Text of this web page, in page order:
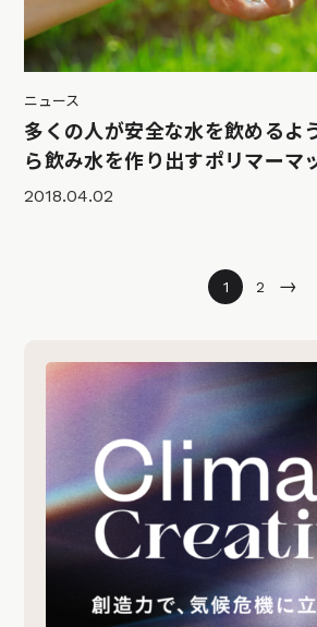
ニュース
多くの人が安全な水を飲めるよ
ら飲み水を作り出すポリマーマ
2018.04.02
1 2 →